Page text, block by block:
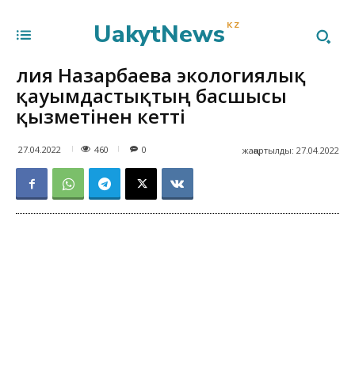
UakytNews KZ
Әлия Назарбаева экологиялық
қауымдастықтың басшысы
қызметінен кетті
27.04.2022 460 жаңартылды: 27.04.2022
0